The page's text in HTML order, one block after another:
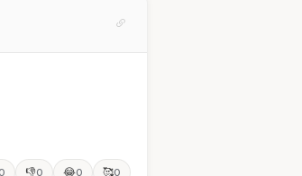
0 👎0 😂0 🥰0